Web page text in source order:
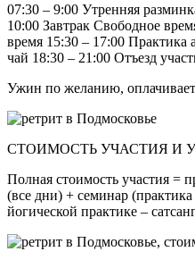
07:30 – 9:00 Утренняя
10:00 Завтрак Свободное
время 15:30 – 17:00 Практика
чай 18:30 – 21:00 Отъезд
Ужин по желанию,
СТОИМОСТЬ УЧАСТИЯ И
Полная стоимость участия =
(все дни) + семинар
йогической практике –